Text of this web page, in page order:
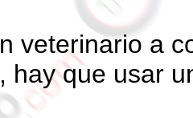
veterinario a
hay que usar